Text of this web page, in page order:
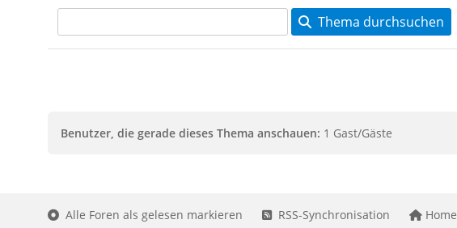
Thema durchsuchen
Benutzer, die gerade dieses Thema anschauen: 1 Gast/Gäste
Alle Foren als gelesen markieren RSS-Synchronisation Home